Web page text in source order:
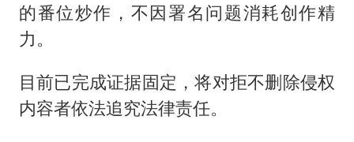
的番位炒作，不因署名问题消耗创作精
力。
目前已完成证据固定，将对拒不删除侵权
内容者依法追究法律责任。